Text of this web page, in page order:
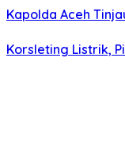
Kapolda Aceh
Korsleting Listrik,